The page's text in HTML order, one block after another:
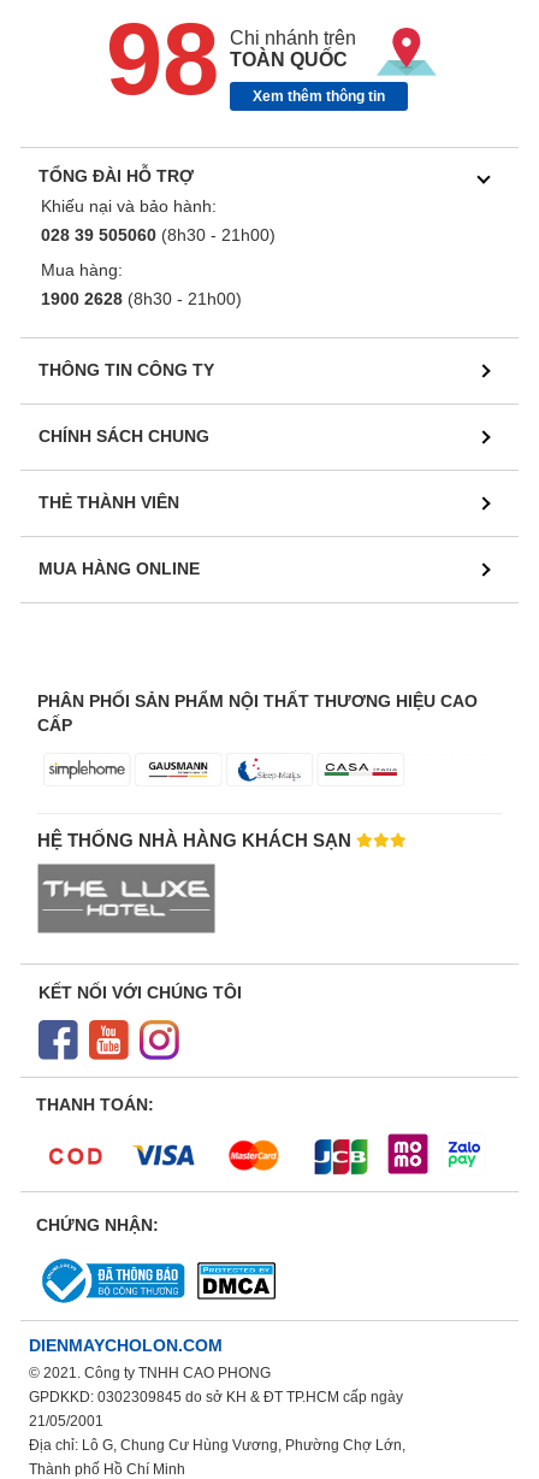
98
Chi nhánh trên
TOÀN QUỐC
Xem thêm thông tin
TỔNG ĐÀI HỖ TRỢ
Khiếu nại và bảo hành:
028 39 505060 (8h30 - 21h00)
Mua hàng:
1900 2628 (8h30 - 21h00)
THÔNG TIN CÔNG TY
CHÍNH SÁCH CHUNG
THẺ THÀNH VIÊN
MUA HÀNG ONLINE
PHÂN PHỐI SẢN PHẨM NỘI THẤT THƯƠNG HIỆU CAO
CẤP
HỆ THỐNG NHÀ HÀNG KHÁCH SẠN
KẾT NỐI VỚI CHÚNG TÔI
THANH TOÁN:
CHỨNG NHẬN:
DIENMAYCHOLON.COM
© 2021. Công ty TNHH CAO PHONG
GPDKKD: 0302309845 do sở KH & ĐT TP.HCM cấp ngày
21/05/2001
Địa chỉ: Lô G, Chung Cư Hùng Vương, Phường Chợ Lớn,
Thành phố Hồ Chí Minh